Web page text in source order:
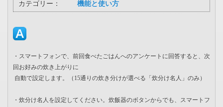
カテゴリー： 機能と使い方
・スマートフォンで、前回食べたごはんへのアンケートに回答すると、次
回お好みの炊き上がりに
自動で設定します。（15通りの炊き分けが選べる「炊分け名人」のみ）
・炊分け名人を設定してください。炊飯器のボタンからでも、スマートフ